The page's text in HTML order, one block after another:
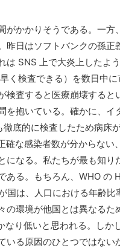
がかかりそうである。一
昨日はソフトバンクの孫正
は SNS 上で大炎上したよ
く検査できる）を数日中
検査すると医療崩壊すると
を抱いている。確かに、
底的に検査したため病床
確な感染者数が分からない
になる。私たちが最も知
ある。もちろん、WHO の
国は、人口における年齢
の環境が他国とは異なるた
り低いと思われる。しか
いる原因のひとつではない